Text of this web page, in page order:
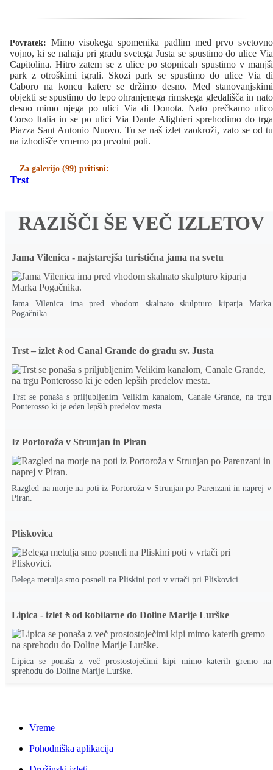
Povratek: Mimo visokega spomenika padlim med prvo svetovno
vojno, ki se nahaja pri gradu svetega Justa se spustimo do ulice Via
Capitolina. Hitro zatem se z ulice po stopnicah spustimo v manjši
park z otroškimi igrali. Skozi park se spustimo do ulice Via di
Caboro na koncu katere se držimo desno. Med stanovanjskimi
objekti se spustimo do lepo ohranjenega rimskega gledališča in nato
desno mimo njega po ulici Via di Donota. Nato prečkamo ulico
Corso Italia in se po ulici Via Dante Alighieri sprehodimo do trga
Piazza Sant Antonio Nuovo. Tu se naš izlet zaokroži, zato se od tu
na izhodišče vrnemo po prvotni poti.
Za galerijo (99) pritisni:
Trst
RAZIŠČI ŠE VEČ IZLETOV
Jama Vilenica - najstarejša turistična jama na svetu
Jama Vilenica ima pred vhodom skalnato skulpturo kiparja Marka
Pogačnika.
Trst – izlet🚶od Canal Grande do gradu sv. Justa
Trst se ponaša s priljubljenim Velikim kanalom, Canale Grande, na trgu
Ponterosso ki je eden lepših predelov mesta.
Iz Portoroža v Strunjan in Piran
Razgled na morje na poti iz Portoroža v Strunjan po Parenzani in naprej v
Piran.
Pliskovica
Belega metulja smo posneli na Pliskini poti v vrtači pri Pliskovici.
Lipica - izlet🚶od kobilarne do Doline Marije Lurške
Lipica se ponaša z več prostostoječimi kipi mimo katerih gremo na
sprehodu do Doline Marije Lurške.
Vreme
Pohodniška aplikacija